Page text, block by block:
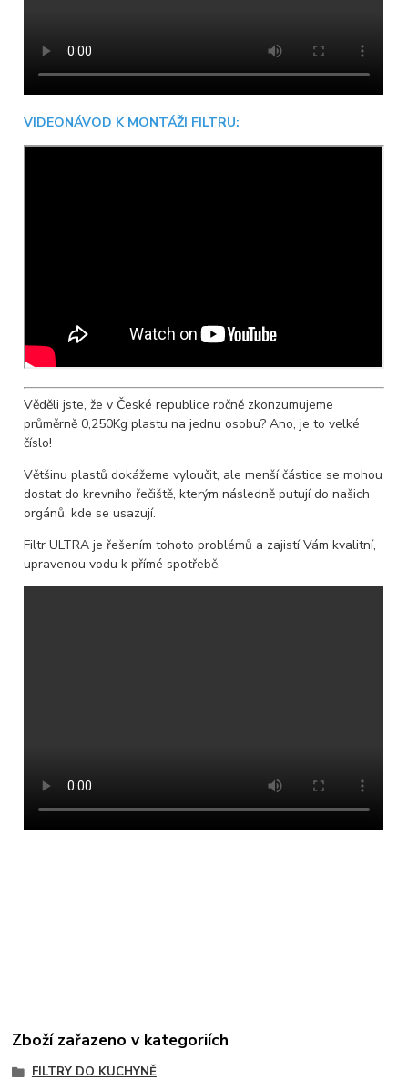
VIDEONÁVOD K MONTÁŽI FILTRU:
Věděli jste, že v České republice ročně zkonzumujeme
průměrně 0,250Kg plastu na jednu osobu? Ano, je to velké
číslo!
Většinu plastů dokážeme vyloučit, ale menší částice se mohou
dostat do krevního řečiště, kterým následně putují do našich
orgánů, kde se usazují.
Filtr ULTRA je řešením tohoto problémů a zajistí Vám kvalitní,
upravenou vodu k přímé spotřebě.
Zboží zařazeno v kategoriích
FILTRY DO KUCHYNĚ